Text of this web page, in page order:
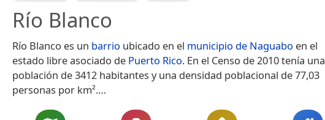
Río Blanco
Río Blanco es un barrio ubicado en el municipio de Naguabo en el
estado libre asociado de Puerto Rico. En el Censo de 2010 tenía una
población de 3412 habitantes y una densidad poblacional de 77,03
personas por km².​…